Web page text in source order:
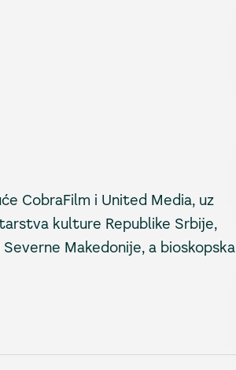
CobraFilm i United Media, uz
kulture Republike Srbije,
Makedonije, a bioskopska